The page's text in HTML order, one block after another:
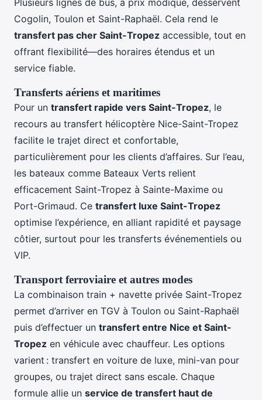
Plusieurs lignes de bus, à prix modique, desservent
Cogolin, Toulon et Saint-Raphaël. Cela rend le
transfert pas cher Saint-Tropez accessible, tout en
offrant flexibilité―des horaires étendus et un
service fiable.
Transferts aériens et maritimes
Pour un transfert rapide vers Saint-Tropez, le
recours au transfert hélicoptère Nice-Saint-Tropez
facilite le trajet direct et confortable,
particulièrement pour les clients d’affaires. Sur l’eau,
les bateaux comme Bateaux Verts relient
efficacement Saint-Tropez à Sainte-Maxime ou
Port-Grimaud. Ce transfert luxe Saint-Tropez
optimise l’expérience, en alliant rapidité et paysage
côtier, surtout pour les transferts événementiels ou
VIP.
Transport ferroviaire et autres modes
La combinaison train + navette privée Saint-Tropez
permet d’arriver en TGV à Toulon ou Saint-Raphaël
puis d’effectuer un transfert entre Nice et Saint-
Tropez en véhicule avec chauffeur. Les options
varient : transfert en voiture de luxe, mini-van pour
groupes, ou trajet direct sans escale. Chaque
formule allie un service de transfert haut de